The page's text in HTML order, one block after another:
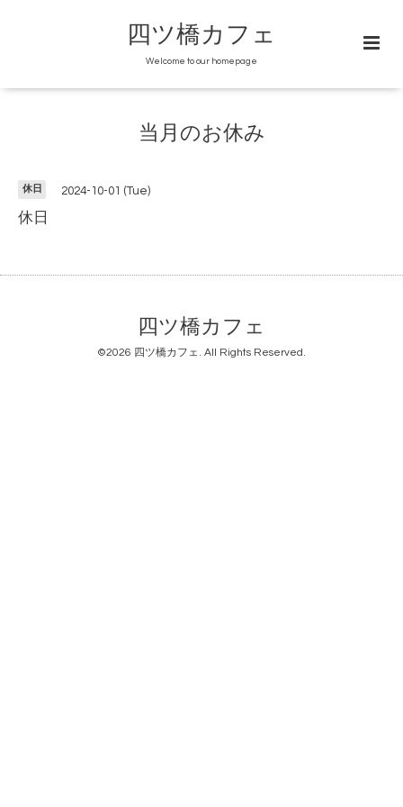
四ツ橋カフェ
Welcome to our homepage
当月のお休み
休日 2024-10-01 (Tue)
休日
四ツ橋カフェ
©2026 四ツ橋カフェ. All Rights Reserved.